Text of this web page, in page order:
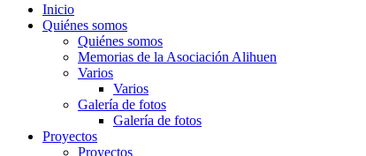
Inicio
Quiénes somos
Quiénes somos
Memorias de la Asociación Alihuen
Varios
Varios
Galería de fotos
Galería de fotos
Proyectos
Proyectos